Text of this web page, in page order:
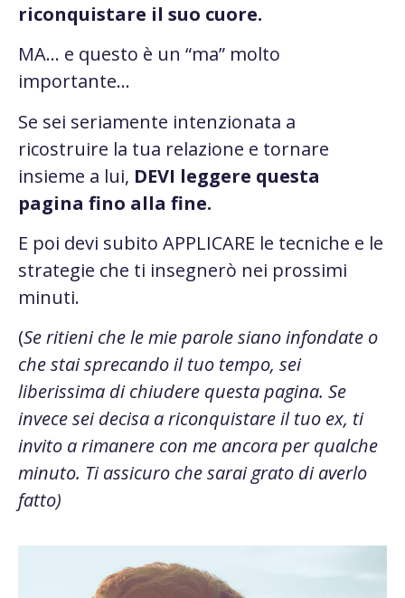
riconquistare il suo cuore.
MA… e questo è un “ma” molto
importante…
Se sei seriamente intenzionata a
ricostruire la tua relazione e tornare
insieme a lui, DEVI leggere questa
pagina fino alla fine.
E poi devi subito APPLICARE le tecniche e le
strategie che ti insegnerò nei prossimi
minuti.
(Se ritieni che le mie parole siano infondate o
che stai sprecando il tuo tempo, sei
liberissima di chiudere questa pagina. Se
invece sei decisa a riconquistare il tuo ex, ti
invito a rimanere con me ancora per qualche
minuto. Ti assicuro che sarai grato di averlo
fatto)